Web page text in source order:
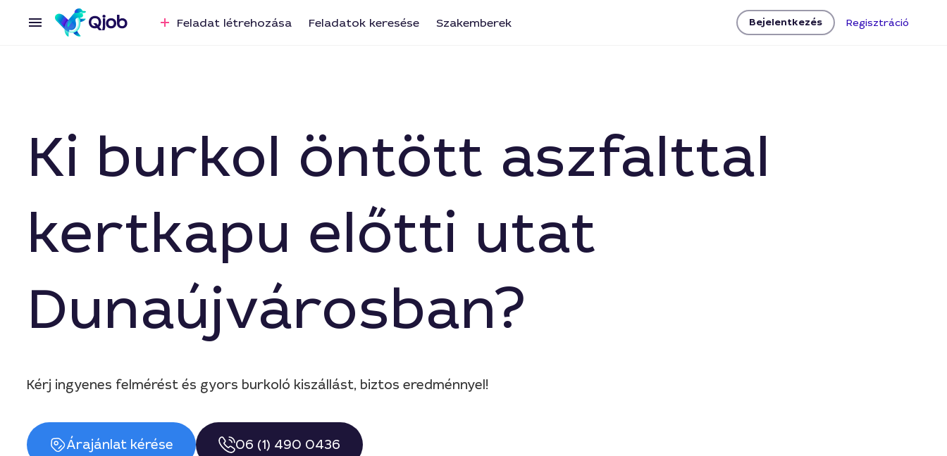
Feladat létrehozása Feladatok keresése Szakemberek Bejelentkezés Regisztráció
Ki burkol öntött aszfalttal
kertkapu előtti utat
Dunaújvárosban?
Kérj ingyenes felmérést és gyors burkoló kiszállást, biztos eredménnyel!
Árajánlat kérése 06 (1) 490 0436